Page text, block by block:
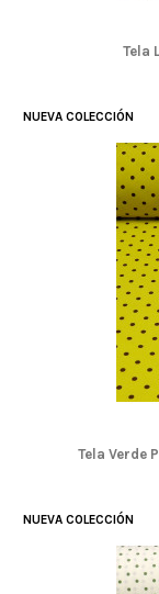
Tela
NUEVA COLECCIÓN
Tela Verde
NUEVA COLECCIÓN